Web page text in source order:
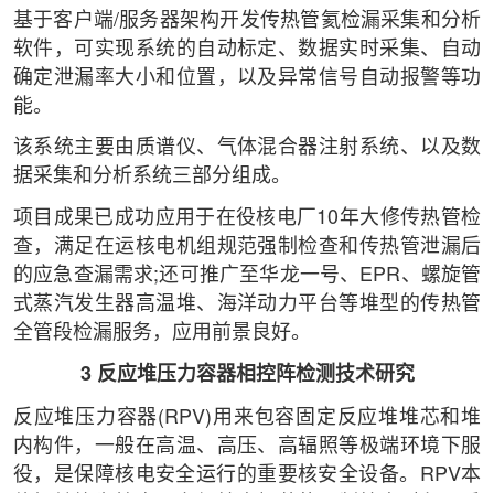
基于客户端/服务器架构开发传热管氦检漏采集和分析
软件，可实现系统的自动标定、数据实时采集、自动
确定泄漏率大小和位置，以及异常信号自动报警等功
能。
该系统主要由质谱仪、气体混合器注射系统、以及数
据采集和分析系统三部分组成。
项目成果已成功应用于在役核电厂10年大修传热管检
查，满足在运核电机组规范强制检查和传热管泄漏后
的应急查漏需求;还可推广至华龙一号、EPR、螺旋管
式蒸汽发生器高温堆、海洋动力平台等堆型的传热管
全管段检漏服务，应用前景良好。
3 反应堆压力容器相控阵检测技术研究
反应堆压力容器(RPV)用来包容固定反应堆堆芯和堆
内构件，一般在高温、高压、高辐照等极端环境下服
役，是保障核电安全运行的重要核安全设备。RPV本